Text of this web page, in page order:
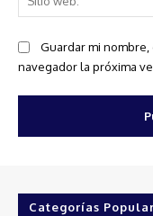
Guardar mi
navegador la próxima
Categorías